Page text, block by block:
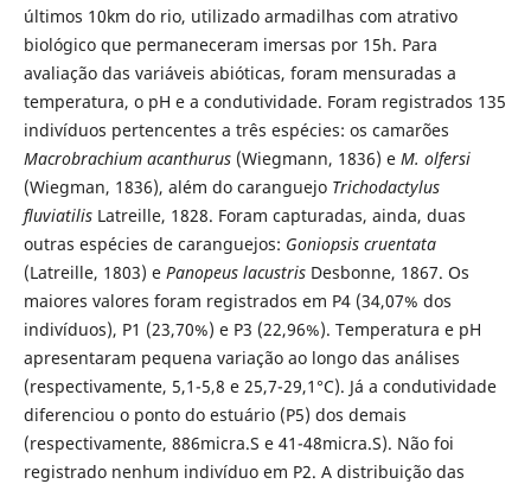
últimos 10km do rio, utilizado armadilhas com atrativo
biológico que permaneceram imersas por 15h. Para
avaliação das variáveis abióticas, foram mensuradas a
temperatura, o pH e a condutividade. Foram registrados 135
indivíduos pertencentes a três espécies: os camarões
Macrobrachium acanthurus(Wiegmann, 1836) e M. olfersi
(Wiegman, 1836), além do caranguejo Trichodactylus
fluviatilis Latreille, 1828. Foram capturadas, ainda, duas
outras espécies de caranguejos: Goniopsis cruentata
(Latreille, 1803) e Panopeus lacustrisDesbonne, 1867. Os
maiores valores foram registrados em P4 (34,07% dos
indivíduos), P1 (23,70%) e P3 (22,96%). Temperatura e pH
apresentaram pequena variação ao longo das análises
(respectivamente, 5,1-5,8 e 25,7-29,1°C). Já a condutividade
diferenciou o ponto do estuário (P5) dos demais
(respectivamente, 886micra.S e 41-48micra.S). Não foi
registrado nenhum indivíduo em P2. A distribuição das